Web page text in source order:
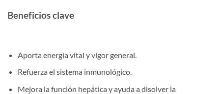
Beneficios clave
Aporta energía vital y vigor general.
Refuerza el sistema inmunológico.
Mejora la función hepática y ayuda a disolver la